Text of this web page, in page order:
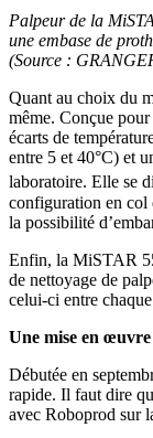
Palpeur de la
une embase de
(Source :
Quant au choix du
même. Conçue
écarts de
entre 5 et 40°C) et
laboratoire. Elle se
configuration en col
la possibilité
Enfin, la MiSTAR
de nettoyage de
celui-ci entre
Une mise en
Débutée en
rapide. Il faut dire
avec Roboprod sur